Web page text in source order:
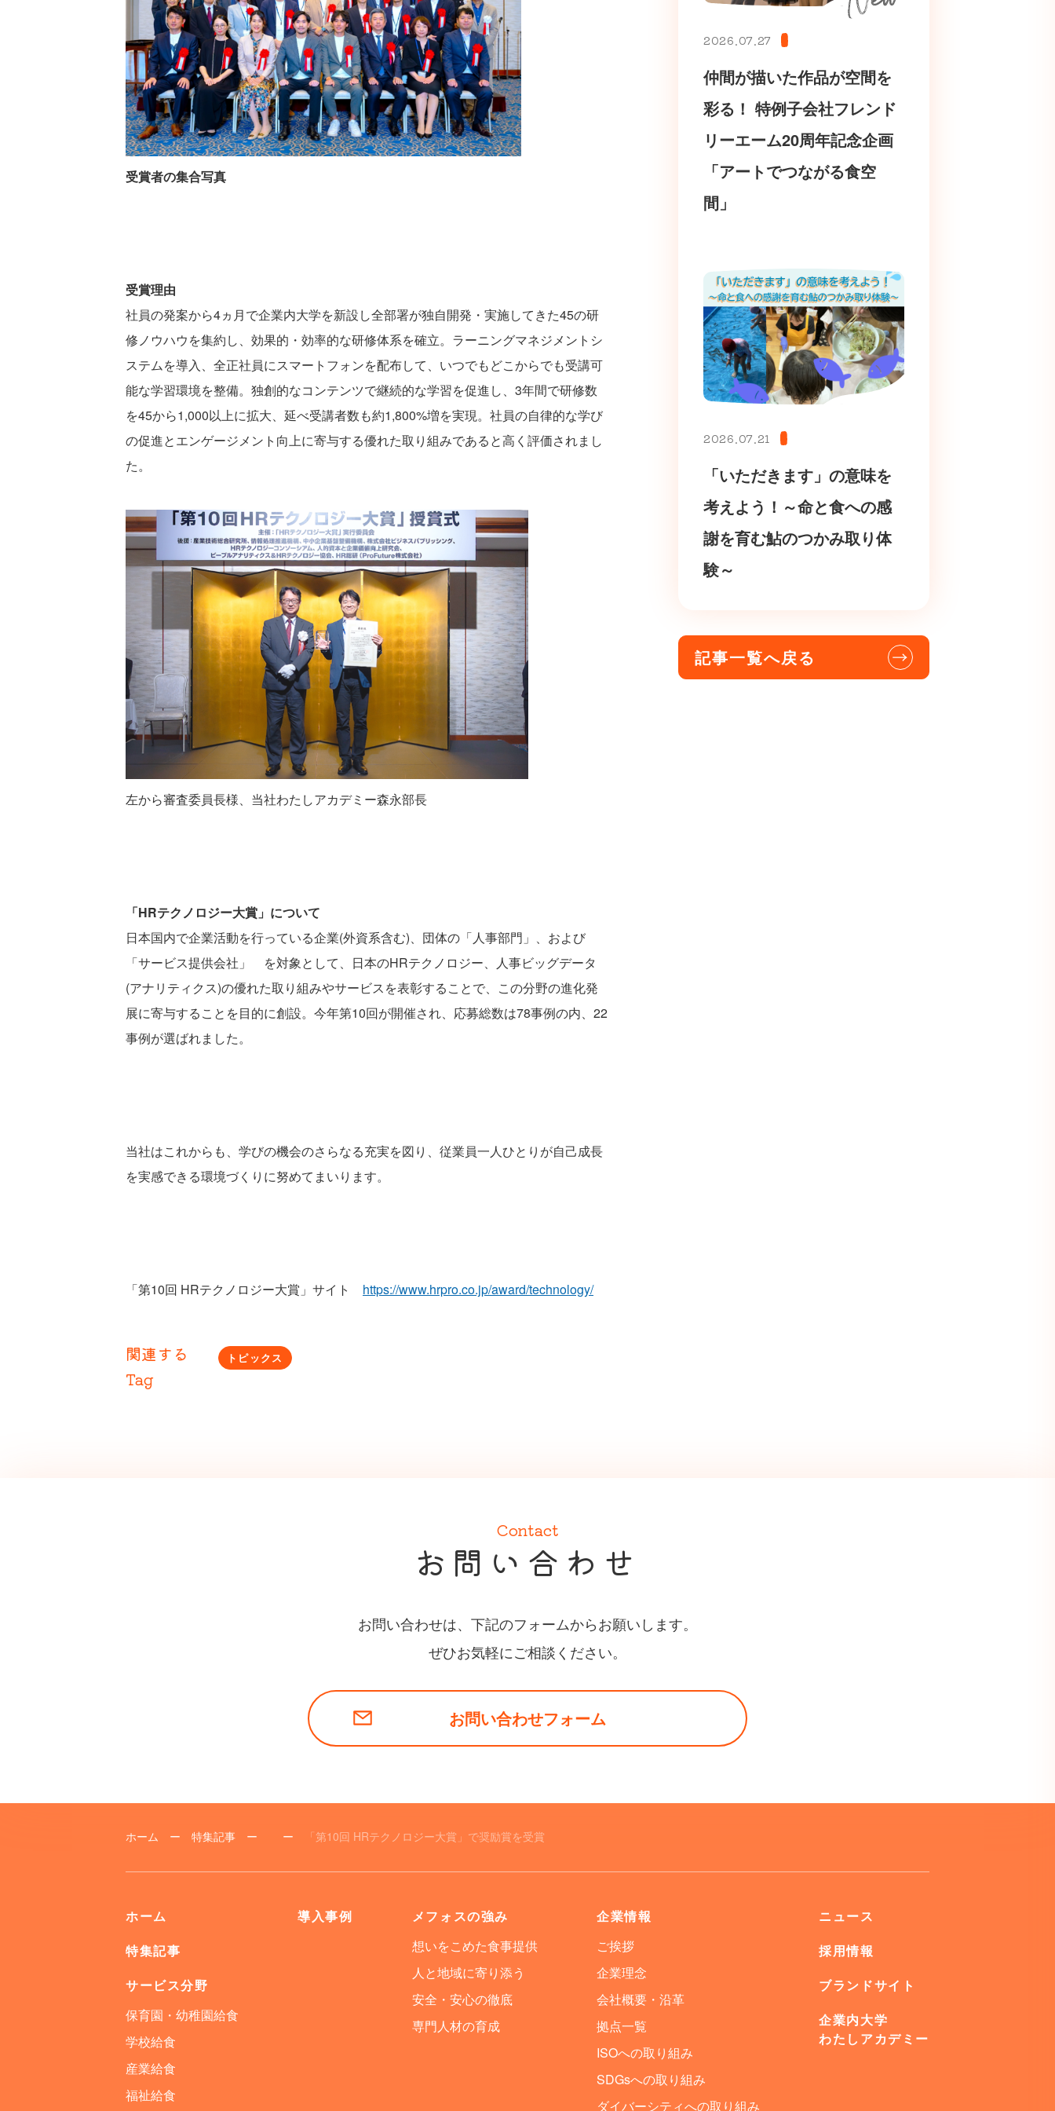
受賞者の集合写真
受賞理由
社員の発案から4ヵ月で企業内大学を新設し全部署が独自開発・実施してきた45の研
修ノウハウを集約し、効果的・効率的な研修体系を確立。ラーニングマネジメントシ
ステムを導入、全正社員にスマートフォンを配布して、いつでもどこからでも受講可
能な学習環境を整備。独創的なコンテンツで継続的な学習を促進し、3年間で研修数
を45から1,000以上に拡大、延べ受講者数も約1,800%増を実現。社員の自律的な学び
の促進とエンゲージメント向上に寄与する優れた取り組みであると高く評価されまし
た。
左から審査委員長様、当社わたしアカデミー森永部長
「HRテクノロジー大賞」 について
日本国内で企業活動を行っている企業(外資系含む)、団体の「人事部門」、および
「サービス提供会社」 を対象として、日本のHRテクノロジー、人事ビッグデータ
(アナリティクス)の優れた取り組みやサービスを表彰することで、この分野の進化発
展に寄与することを目的に創設。今年第10回が開催され、応募総数は78事例の内、22
事例が選ばれました。
当社はこれからも、学びの機会のさらなる充実を図り、従業員一人ひとりが自己成長
を実感できる環境づくりに努めてまいります。
「第10回 HRテクノロジー大賞」サイト https://www.hrpro.co.jp/award/technology/
関連する
Tag
トピックス
2026.07.27
仲間が描いた作品が空間を
彩る！ 特例子会社フレンド
リーエーム20周年記念企画
「アートでつながる食空
間」
2026.07.21
「いただきます」の意味を
考えよう！～命と食への感
謝を育む鮎のつかみ取り体
験～
記事一覧へ戻る
Contact
お問い合わせ
お問い合わせは、 下記のフォームからお願いします。
ぜひお気軽にご相談ください。
お問い合わせフォーム
ホーム ー 特集記事 ー ー 「第10回 HRテクノロジー大賞」で奨励賞を受賞
ホーム
特集記事
サービス分野
保育園・幼稚園給食
学校給食
産業給食
福祉給食
導入事例
メフォスの強み
想いをこめた食事提供
人と地域に寄り添う
安全・安心の徹底
専門人材の育成
企業情報
ご挨拶
企業理念
会社概要・沿革
拠点一覧
ISOへの取り組み
SDGsへの取り組み
ダイバーシティへの取り組み
ニュース
採用情報
ブランドサイト
企業内大学
わたしアカデミー